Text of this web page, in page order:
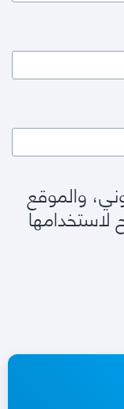
والموقع
لاستخدامها